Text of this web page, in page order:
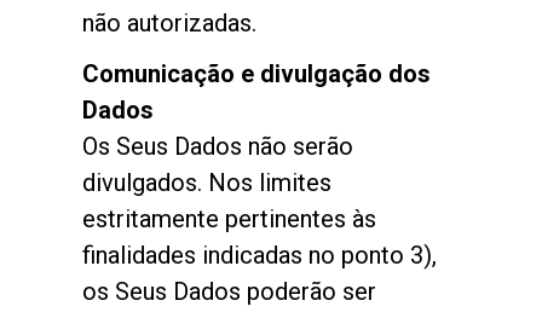
não autorizadas.
Comunicação e divulgação dos
Dados
Os Seus Dados não serão
divulgados. Nos limites
estritamente pertinentes às
finalidades indicadas no ponto 3),
os Seus Dados poderão ser